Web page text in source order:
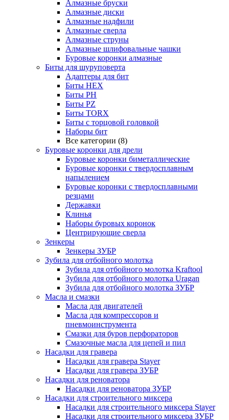
Алмазные бруски
Алмазные диски
Алмазные надфили
Алмазные сверла
Алмазные струны
Алмазные шлифовальные чашки
Буровые коронки алмазные
Биты для шуруповерта
Адаптеры для бит
Биты HEX
Биты PH
Биты PZ
Биты TORX
Биты с торцовой головкой
Наборы бит
Все категории (8)
Буровые коронки для дрели
Буровые коронки биметаллические
Буровые коронки с твердосплавным
напылением
Буровые коронки с твердосплавными
резцами
Державки
Клинья
Наборы буровых коронок
Центрирующие сверла
Зенкеры
Зенкеры ЗУБР
Зубила для отбойного молотка
Зубила для отбойного молотка Kraftool
Зубила для отбойного молотка Uragan
Зубила для отбойного молотка ЗУБР
Масла и смазки
Масла для двигателей
Масла для компрессоров и
пневмоинструмента
Смазки для буров перфораторов
Смазочные масла для цепей и пил
Насадки для гравера
Насадки для гравера Stayer
Насадки для гравера ЗУБР
Насадки для реноватора
Насадки для реноватора ЗУБР
Насадки для строительного миксера
Насадки для строительного миксера Stayer
Насадки для строительного миксера ЗУБР